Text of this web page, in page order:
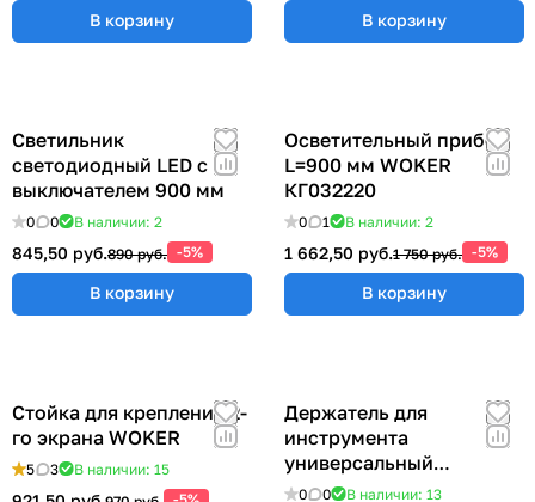
В корзину В корзину
Светильник
светодиодный LED с
выключателем 900 мм
0 0 В наличии: 2
845,50 руб.890 руб. -5%
В корзину
Осветительный прибор
L=900 мм WOKER
КГ032220
0 1 В наличии: 2
1 662,50 руб.1 750 руб. -5%
В корзину
Стойка для крепления 2-
го экрана WOKER
5 3 В наличии: 15
Держатель для
инструмента
универсальный
57x383x185 мм ER-
0 0 В наличии: 13